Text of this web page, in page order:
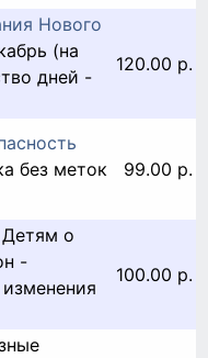
Нового
(на
дней -
120.00 р.
без меток
99.00 р.
Детям о
-
100.00 р.